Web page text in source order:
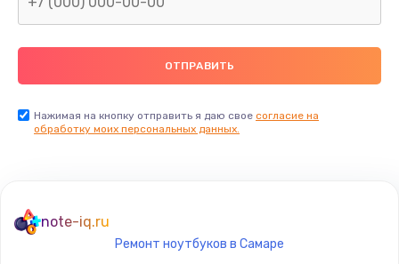
Нажимая на кнопку отправить я даю свое согласие на
обработку моих персональных данных.
note-iq.ru
Ремонт ноутбуков в Самаре